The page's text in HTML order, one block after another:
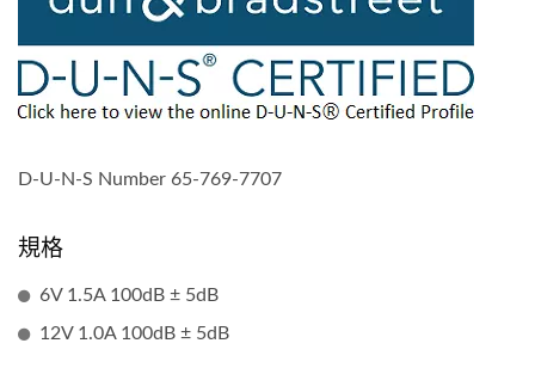
D-U-N-S Number 65-769-7707
規格
6V 1.5A 100dB ± 5dB
12V 1.0A 100dB ± 5dB